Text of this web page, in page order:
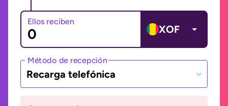
Ellos reciben
XOF
Método de recepción
Recarga telefónica